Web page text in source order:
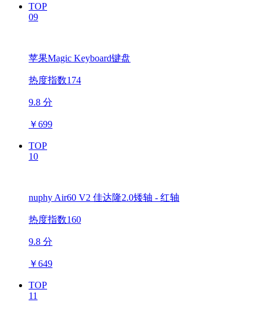
TOP
09
苹果Magic Keyboard键盘
热度指数174
9.8 分
￥699
TOP
10
nuphy Air60 V2 佳达隆2.0矮轴 - 红轴
热度指数160
9.8 分
￥649
TOP
11